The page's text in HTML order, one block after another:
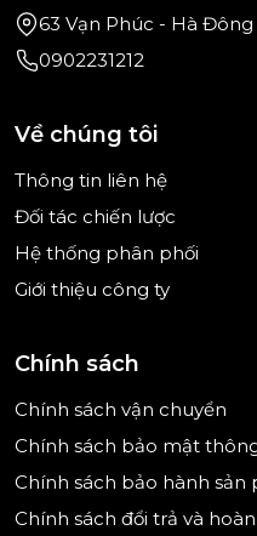
63 Vạn Phúc - Hà Đông
0902231212
Về chúng tôi
Thông tin liên hệ
Đối tác chiến lược
Hệ thống phân phối
Giới thiệu công ty
Chính sách
Chính sách vận chuyển
Chính sách bảo mật
Chính sách bảo hành sản
Chính sách đổi trả và